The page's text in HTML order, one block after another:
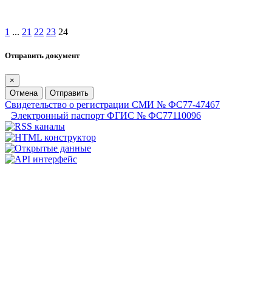
1 ... 21 22 23 24
Отправить документ
×
Отмена
Отправить
Свидетельство о регистрации СМИ № ФС77-47467
Электронный паспорт ФГИС № ФС77110096